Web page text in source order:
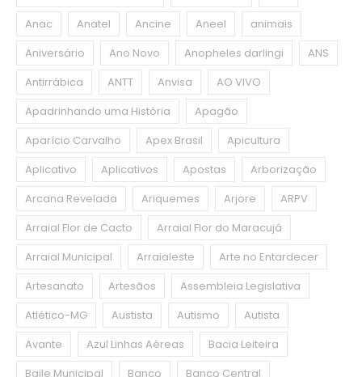
Anac
Anatel Ancine Aneel
animais
Aniversário
Ano Novo Anopheles darlingi
ANS
Antirrábica
ANTT Anvisa
AO VIVO
Apadrinhando uma História
Apagão
Aparício Carvalho
Apex Brasil
Apicultura
Aplicativo
Aplicativos Apostas
Arborização
Arcana Revelada
Ariquemes Arjore
ARPV
Arraial Flor de Cacto
Arraial Flor do Maracujá
Arraial Municipal
Arraialeste
Arte no Entardecer
Artesanato
Artesãos
Assembleia Legislativa
Atlético-MG
Austista Autismo
Autista
Avante
Azul Linhas Aéreas
Bacia Leiteira
Baile Municipal
Banco
Banco Central